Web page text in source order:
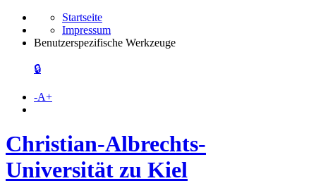
Startseite
Impressum
Benutzerspezifische Werkzeuge
🔒
-A+
Christian-Albrechts-
Universität zu Kiel